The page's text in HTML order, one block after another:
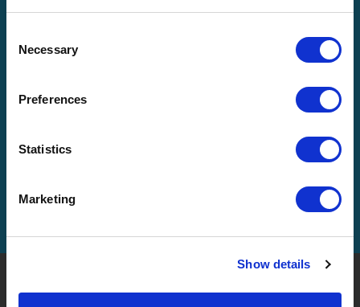
Selection
Necessary
Preferences
Statistics
Marketing
Show details
Ephraim Stulberg - Associé/Vice-
EN SAVOIR PLUS ENGAGEZ-NOUS